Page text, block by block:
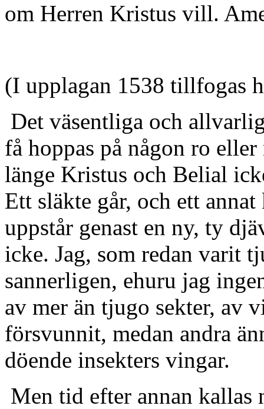
om Herren Kristus vill.
(I upplagan 1538 tillfogas
Det väsentliga och
få hoppas på någon ro
länge Kristus och Belial
Ett släkte går, och ett
uppstår genast en ny, ty
icke. Jag, som redan varit
sannerligen, ehuru jag
av mer än tjugo sekter, av
försvunnit, medan andra
döende insekters vingar.
Men tid efter annan